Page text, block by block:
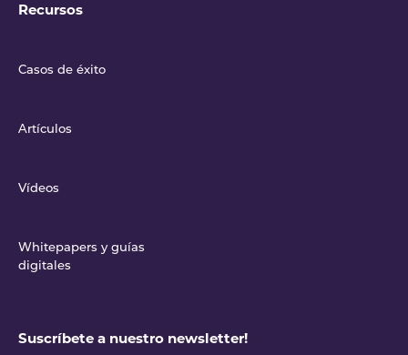
Recursos
Casos de éxito
Artículos
Vídeos
Whitepapers y guías
digitales
Suscríbete a nuestro newsletter!